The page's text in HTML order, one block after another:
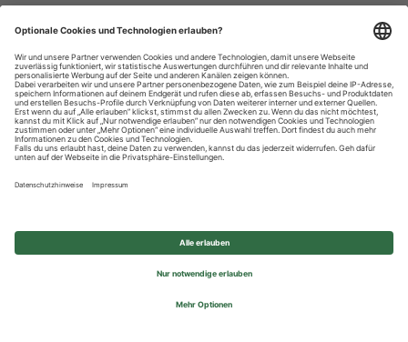
Datenschutzhinweise
Impressum
Privatsphäre-Einstellungen
© 2026 REWE Group - All rights reserved